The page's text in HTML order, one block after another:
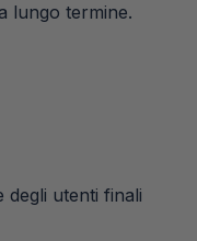
lungo termine.
utenti finali